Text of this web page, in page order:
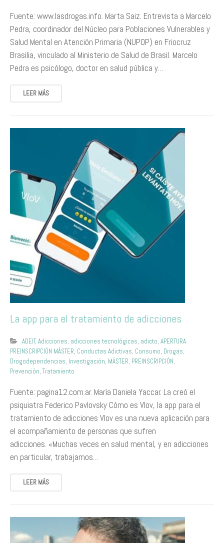
Fuente: www.lasdrogas.info. Marta Saiz. Entrevista a Marcelo
Pedra, coordinador del Núcleo para Poblaciones Vulnerables y
Salud Mental en Atención Primaria (NUPOP) en Friocruz
Brasilia, vinculado al Ministerio de Salud de Brasil. Marcelo
Pedra es psicólogo, doctor en salud pública y…
LEER MÁS
La app para el tratamiento de adicciones
ADEIT, Adicciones, adicciones tecnológicas, adicto, APERTURA
PREINSCRIPCIÓN MÁSTER, Conductas Adictivas, Consumo, Drogas,
Drogodependencias, Investigación, MÁSTER, PREINSCRIPCIÓN,
Prevención, Tratamiento
Fuente: pagina12.com.ar. María Daniela Yaccar. La creó el
psiquiatra Federico Pavlovsky Cómo es Vlov, la app para el
tratamiento de adicciones Vlov es una nueva aplicación para
el acompañamiento de personas que sufren
adicciones. «Muchas veces en salud mental, y en adicciones
en particular, trabajamos…
LEER MÁS